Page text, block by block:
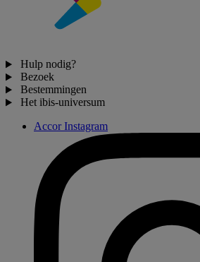
Hulp nodig?
Bezoek
Bestemmingen
Het ibis-universum
Accor Instagram